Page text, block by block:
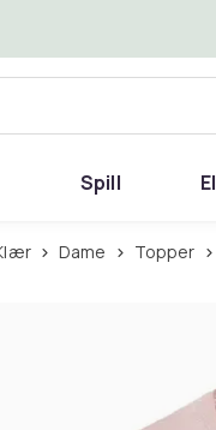
Spill
Klær Dame Topper